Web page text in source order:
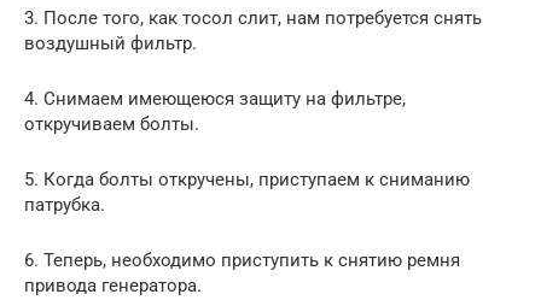
3. После того, как тосол слит, нам потребуется снять
воздушный фильтр.
4. Снимаем имеющеюся защиту на фильтре,
откручиваем болты.
5. Когда болты откручены, приступаем к сниманию
патрубка.
6. Теперь, необходимо приступить к снятию ремня
привода генератора.